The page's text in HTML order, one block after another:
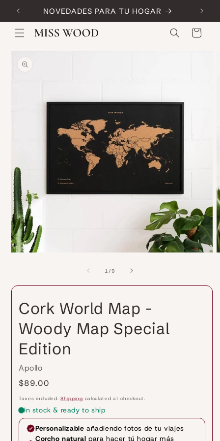
Skip to
content NOVEDADES PARA TU HOGAR
Cart
information
modal
1 /of
9
Cork World Map -
Woody Map Special
Edition
Apollo
Regular
price
$89.00
Taxes included.Shipping calculated at checkout.